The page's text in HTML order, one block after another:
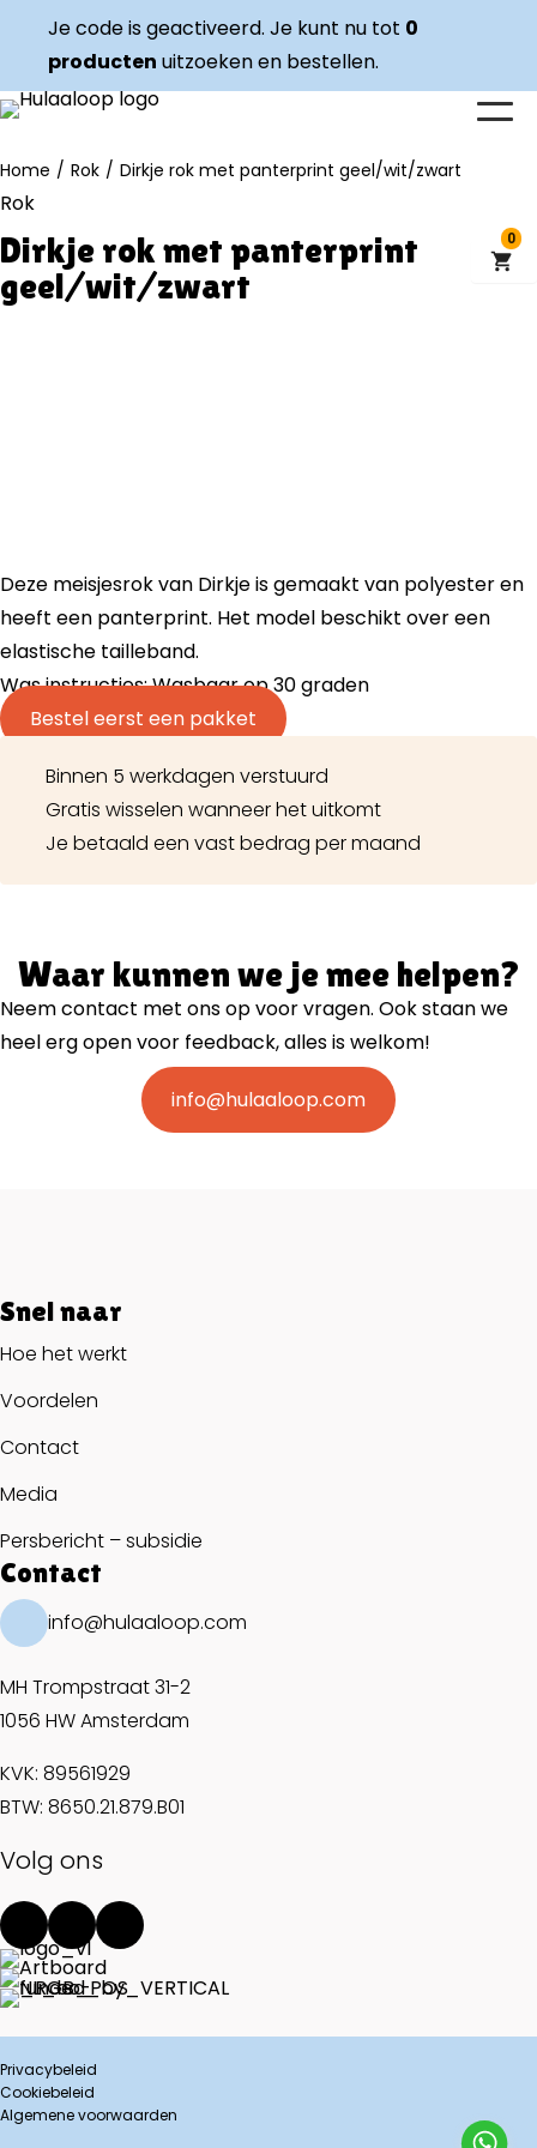
Je code is geactiveerd. Je kunt nu tot 0
producten uitzoeken en bestellen.
✓ STIJLVOLLE OUTFITS ✓ EENVOUDIG KLEDING WISSELEN
✓ HERGEBRUIKTE KWALITEITSKLEDING
Home / Rok / Dirkje rok met panterprint geel/wit/zwart
Rok
Dirkje rok met panterprint
geel/wit/zwart
Deze meisjesrok van Dirkje is gemaakt van polyester en
heeft een panterprint. Het model beschikt over een
elastische tailleband.
Was instructies: Wasbaar op 30 graden
Bestel eerst een pakket
Binnen 5 werkdagen verstuurd
Gratis wisselen wanneer het uitkomt
Je betaald een vast bedrag per maand
Waar kunnen we je mee helpen?
Neem contact met ons op voor vragen. Ook staan we
heel erg open voor feedback, alles is welkom!
info@hulaaloop.com
Snel naar
Hoe het werkt
Voordelen
Contact
Media
Persbericht – subsidie
Contact
info@hulaaloop.com
MH Trompstraat 31-2
1056 HW Amsterdam
KVK: 89561929
BTW: 8650.21.879.B01
Volg ons
Privacybeleid
Cookiebeleid
Algemene voorwaarden
0